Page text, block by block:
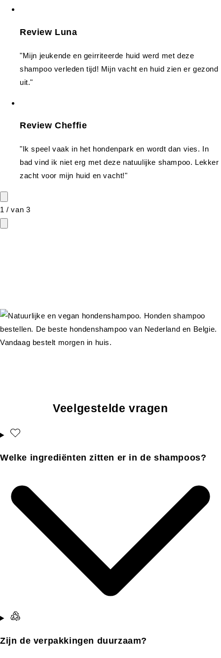
Review Luna
"Mijn jeukende en geirriteerde huid werd met deze
shampoo verleden tijd! Mijn vacht en huid zien er gezond
uit."
Review Cheffie
"Ik speel vaak in het hondenpark en wordt dan vies. In
bad vind ik niet erg met deze natuulijke shampoo. Lekker
zacht voor mijn huid en vacht!"
1 /van 3
Veelgestelde vragen
Welke ingrediënten zitten er in de shampoos?
Zijn de verpakkingen duurzaam?